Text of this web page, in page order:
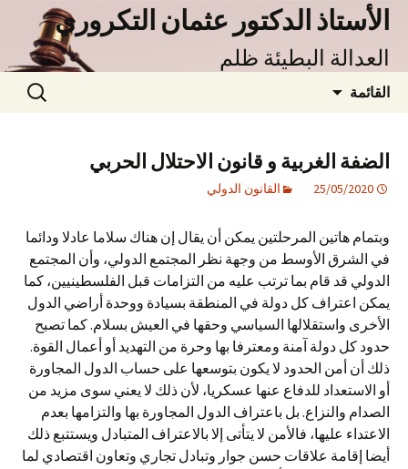
انتقل
المحتوى
الأستاذ الدكتور عثمان التكروري
العدالة البطيئة ظلم
القائمة
البحث
عن:
الضفة الغربية و قانون الاحتلال الحربي
25/05/2020 القانون الدولي
وبتمام هاتين المرحلتين يمكن أن يقال إن هناك سلاما عادلا ودائما
في الشرق الأوسط من وجهة نظر المجتمع الدولي، وأن المجتمع
الدولي قد قام بما ترتب عليه من التزامات قبل الفلسطينيين، كما
يمكن اعتراف كل دولة في المنطقة بسيادة ووحدة أراضي الدول
الأخرى واستقلالها السياسي وحقها في العيش بسلام. كما تصبح
حدود كل دولة آمنة ومعترفا بها وحرة من التهديد أو أعمال القوة.
ذلك أن أمن الحدود لا يكون بتوسعها على حساب الدول المجاورة
أو الاستعداد للدفاع عنها عسكريا، لأن ذلك لا يعني سوى مزيد من
الصدام والنزاع. بل باعتراف الدول المجاورة بها والتزامها بعدم
الاعتداء عليها، فالأمن لا يتأتى إلا بالاعتراف المتبادل ويستتبع ذلك
أيضا إقامة علاقات حسن جوار وتبادل تجاري وتعاون اقتصادي لما